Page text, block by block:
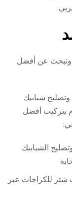
وتبحث عن أفضل
شبابيك
بتركيب أفضل
الشبابيك
شتر للكراجات عبر